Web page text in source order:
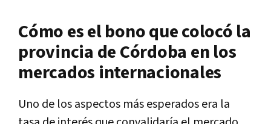
Cómo es el bono que colocó la
provincia de Córdoba en los
mercados internacionales
Uno de los aspectos más esperados era la